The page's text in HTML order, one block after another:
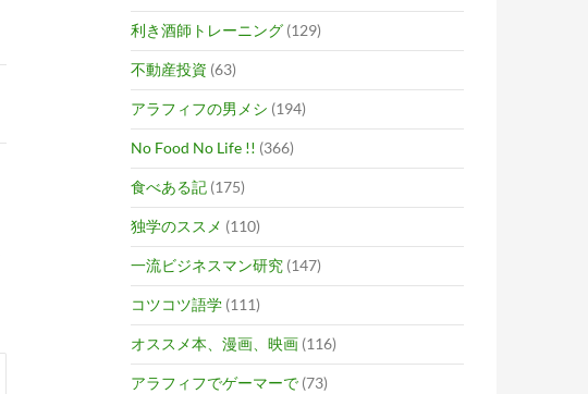
利き酒師トレーニング (129)
不動産投資 (63)
アラフィフの男メシ (194)
No Food No Life !! (366)
食べある記 (175)
独学のススメ (110)
一流ビジネスマン研究 (147)
コツコツ語学 (111)
オススメ本、漫画、映画 (116)
アラフィフでゲーマーで (73)